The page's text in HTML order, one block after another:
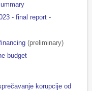
- final report -
(preliminary)
budget
korupcije od